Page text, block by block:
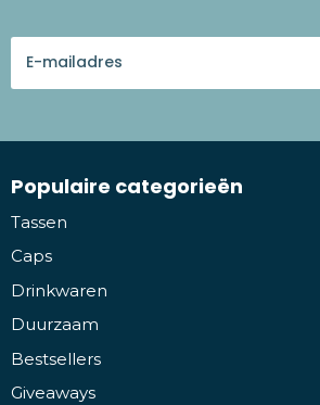
Populaire categorieën
Tassen
Caps
Drinkwaren
Duurzaam
Bestsellers
Giveaways